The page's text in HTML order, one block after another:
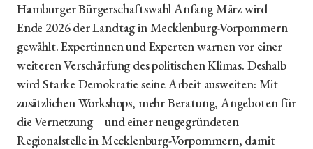
Hamburger Bürgerschaftswahl Anfang März wird
Ende 2026 der Landtag in Mecklenburg-Vorpommern
gewählt. Expertinnen und Experten warnen vor einer
weiteren Verschärfung des politischen Klimas. Deshalb
wird Starke Demokratie seine Arbeit ausweiten: Mit
zusätzlichen Workshops, mehr Beratung, Angeboten für
die Vernetzung – und einer neugegründeten
Regionalstelle in Mecklenburg-Vorpommern, damit